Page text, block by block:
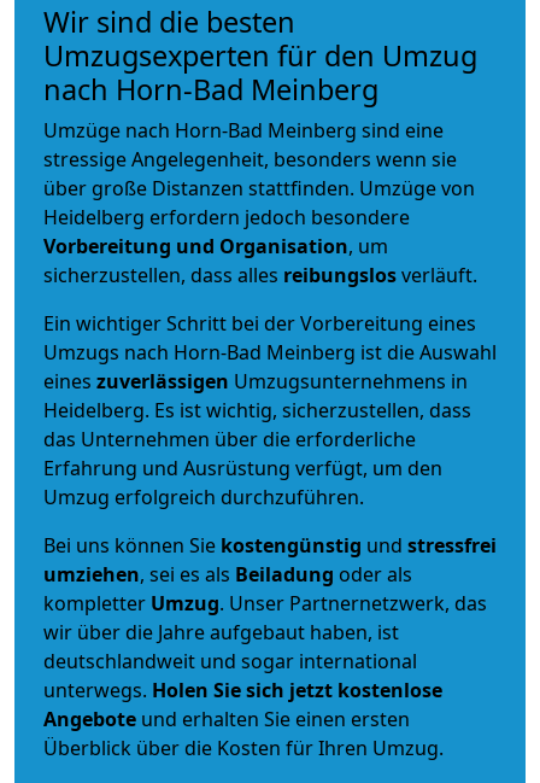
Wir sind die besten
Umzugsexperten für den Umzug
nach Horn-Bad Meinberg
Umzüge nach Horn-Bad Meinberg sind eine
stressige Angelegenheit, besonders wenn sie
über große Distanzen stattfinden. Umzüge von
Heidelberg erfordern jedoch besondere
Vorbereitung und Organisation, um
sicherzustellen, dass alles reibungslosverläuft.
Ein wichtiger Schritt bei der Vorbereitung eines
Umzugs nach Horn-Bad Meinberg ist die Auswahl
eines zuverlässigen Umzugsunternehmens in
Heidelberg. Es ist wichtig, sicherzustellen, dass
das Unternehmen über die erforderliche
Erfahrung und Ausrüstung verfügt, um den
Umzug erfolgreich durchzuführen.
Bei uns können Sie kostengünstig und stressfrei
umziehen, sei es als Beiladung oder als
kompletter Umzug. Unser Partnernetzwerk, das
wir über die Jahre aufgebaut haben, ist
deutschlandweit und sogar international
unterwegs. Holen Sie sich jetzt kostenlose
Angebote und erhalten Sie einen ersten
Überblick über die Kosten für Ihren Umzug.